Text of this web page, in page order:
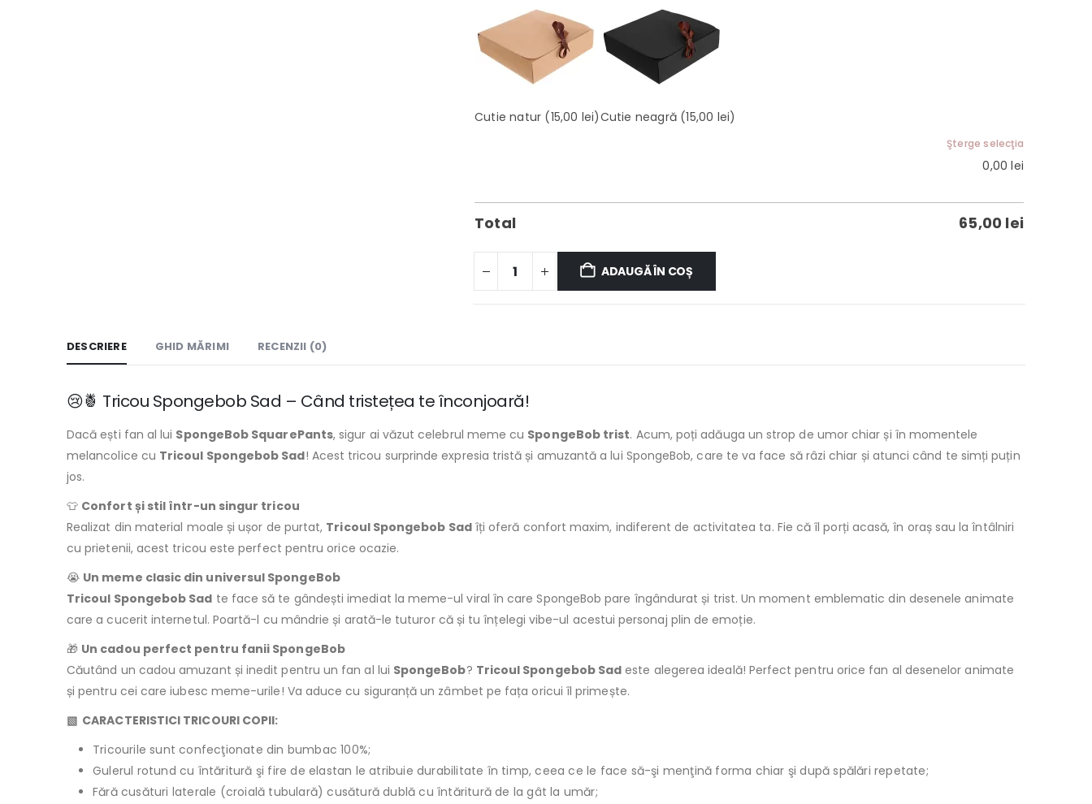
Cutie natur (15,00 lei)Cutie neagră (15,00 lei)
Şterge selecţia
0,00lei
Total 65,00 lei
ADAUGĂ ÎN COȘ
DESCRIERE GHID MĂRIMI RECENZII (0)
😢🍍 Tricou Spongebob Sad – Când tristețea te înconjoară!
Dacă ești fan al lui SpongeBob SquarePants, sigur ai văzut celebrul meme cu SpongeBob trist. Acum, poți adăuga un strop de umor chiar și în momentele
melancolice cu Tricoul Spongebob Sad! Acest tricou surprinde expresia tristă și amuzantă a lui SpongeBob, care te va face să râzi chiar și atunci când te simți puțin
jos.
👕 Confort și stil într-un singur tricou
Realizat din material moale și ușor de purtat, Tricoul Spongebob Sadîți oferă confort maxim, indiferent de activitatea ta. Fie că îl porți acasă, în oraș sau la întâlniri
cu prietenii, acest tricou este perfect pentru orice ocazie.
😭 Un meme clasic din universul SpongeBob
Tricoul Spongebob Sad te face să te gândești imediat la meme-ul viral în care SpongeBob pare îngândurat și trist. Un moment emblematic din desenele animate
care a cucerit internetul. Poartă-l cu mândrie și arată-le tuturor că și tu înțelegi vibe-ul acestui personaj plin de emoție.
🎁 Un cadou perfect pentru fanii SpongeBob
Căutând un cadou amuzant și inedit pentru un fan al lui SpongeBob? Tricoul Spongebob Sad este alegerea ideală! Perfect pentru orice fan al desenelor animate
și pentru cei care iubesc meme-urile! Va aduce cu siguranță un zâmbet pe fața oricui îl primește.
▧ CARACTERISTICI TRICOURI COPII:
Tricourile sunt confecţionate din bumbac 100%;
Gulerul rotund cu întăritură şi fire de elastan le atribuie durabilitate în timp, ceea ce le face să-şi menţină forma chiar şi după spălări repetate;
Fără cusături laterale (croială tubulară) cusătură dublă cu întăritură de la gât la umăr;